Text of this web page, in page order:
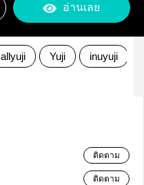
อ่านเลย
allyuji Yuji inuyuji
ติดตาม
ติดตาม